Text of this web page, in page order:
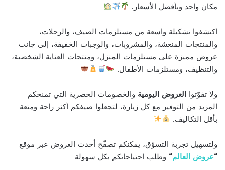
مكان واحد وبأفضل الأسعار.
اكتشفوا تشكيلة واسعة من مستلزمات الصيف، والرحلات،
والمنتجات المنعشة، والمشروبات، والوجبات الخفيفة، إلى جانب
عروض مميزة على مستلزمات المنزل، ومنتجات العناية الشخصية،
والتنظيف، ومستلزمات الأطفال.
ولا تفوّتوا العروض اليومية والخصومات الحصرية التي تمنحكم
المزيد من التوفير مع كل زيارة، لتجعلوا صيفكم أكثر راحة ومتعة
بأقل التكاليف.
ولتسهيل تجربة التسوّق، يمكنكم تصفّح أحدث العروض عبر موقع
“عروض العالم“ وطلب احتياجاتكم بكل سهولة